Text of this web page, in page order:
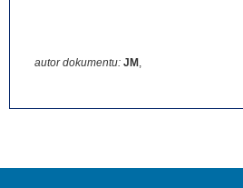
autor dokumentu: JM ,